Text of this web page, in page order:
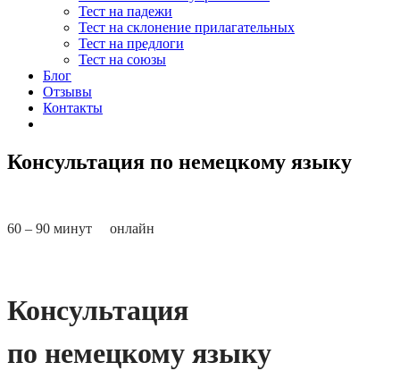
Тест на падежи
Тест на склонение прилагательных
Тест на предлоги
Тест на союзы
Блог
Отзывы
Контакты
Консультация по немецкому языку
60 – 90 минут онлайн
Консультация
по немецкому языку